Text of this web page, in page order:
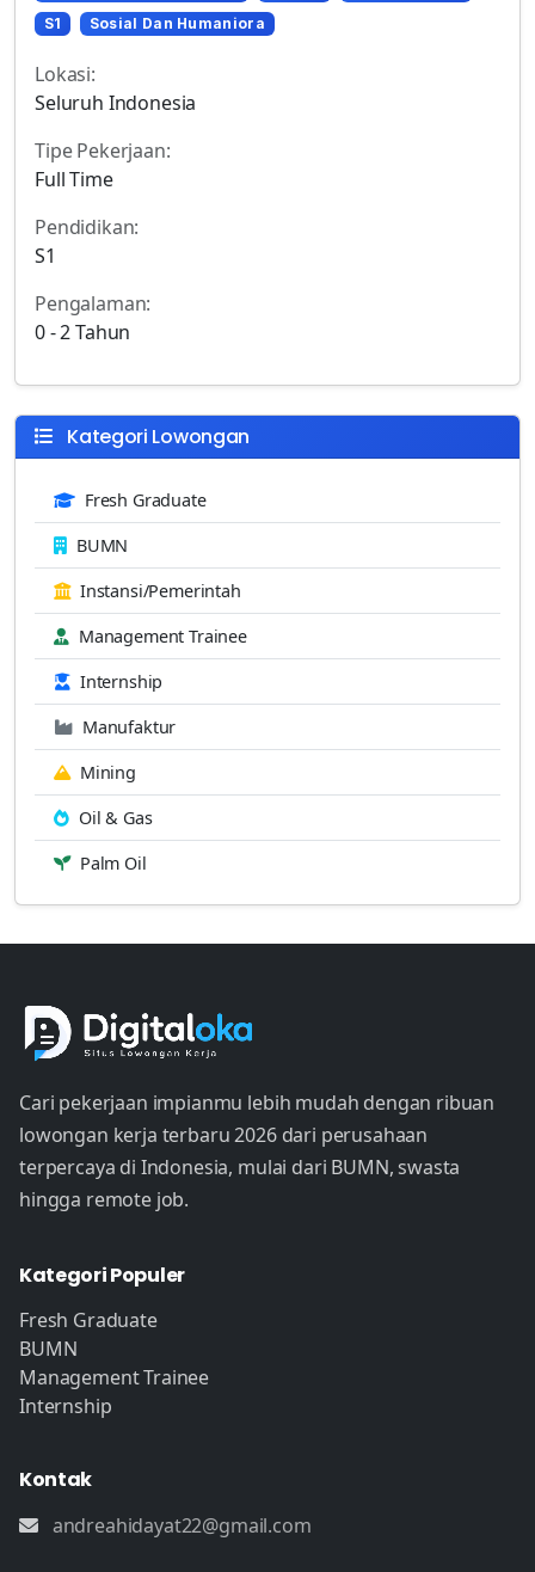
S1
Sosial Dan Humaniora
Lokasi:
Seluruh Indonesia
Tipe Pekerjaan:
Full Time
Pendidikan:
S1
Pengalaman:
0 - 2 Tahun
Kategori Lowongan
Fresh Graduate
BUMN
Instansi/Pemerintah
Management Trainee
Internship
Manufaktur
Mining
Oil & Gas
Palm Oil
Cari pekerjaan impianmu lebih mudah dengan ribuan
lowongan kerja terbaru 2026 dari perusahaan
terpercaya di Indonesia, mulai dari BUMN, swasta
hingga remote job.
Kategori Populer
Fresh Graduate
BUMN
Management Trainee
Internship
Kontak
andreahidayat22@gmail.com